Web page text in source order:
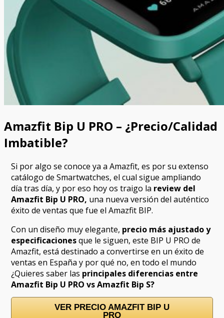
Amazfit Bip U PRO – ¿Precio/Calidad
Imbatible?
Si por algo se conoce ya a Amazfit, es por su extenso
catálogo de Smartwatches, el cual sigue ampliando
día tras día, y por eso hoy os traigo la review del
Amazfit Bip U PRO, una nueva versión del auténtico
éxito de ventas que fue el Amazfit BIP.
Con un diseño muy elegante, precio más ajustado y
especificacionesque le siguen, este BIP U PRO de
Amazfit, está destinado a convertirse en un éxito de
ventas en España y por qué no, en todo el mundo
¿Quieres saber las principales diferencias entre
Amazfit Bip U PRO vs Amazfit Bip S?
VER PRECIO AMAZFIT BIP U
PRO